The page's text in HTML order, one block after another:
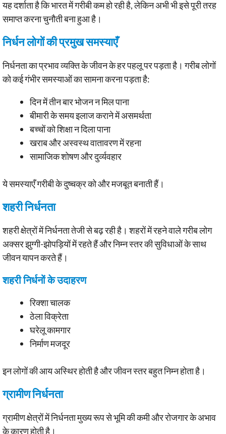
यह दर्शाता है कि भारत में गरीबी कम हो रही है, लेकिन अभी भी इसे पूरी तरह
समाप्त करना चुनौती बना हुआ है।
निर्धन लोगों की प्रमुख समस्याएँ
निर्धनता का प्रभाव व्यक्ति के जीवन के हर पहलू पर पड़ता है। गरीब लोगों
को कई गंभीर समस्याओं का सामना करना पड़ता है:
दिन में तीन बार भोजन न मिल पाना
बीमारी के समय इलाज कराने में असमर्थता
बच्चों को शिक्षा न दिला पाना
खराब और अस्वस्थ वातावरण में रहना
सामाजिक शोषण और दुर्व्यवहार
ये समस्याएँ गरीबी के दुष्चक्र को और मजबूत बनाती हैं।
शहरी निर्धनता
शहरी क्षेत्रों में निर्धनता तेजी से बढ़ रही है। शहरों में रहने वाले गरीब लोग
अक्सर झुग्गी-झोपड़ियों में रहते हैं और निम्न स्तर की सुविधाओं के साथ
जीवन यापन करते हैं।
शहरी निर्धनों के उदाहरण
रिक्शा चालक
ठेला विक्रेता
घरेलू कामगार
निर्माण मजदूर
इन लोगों की आय अस्थिर होती है और जीवन स्तर बहुत निम्न होता है।
ग्रामीण निर्धनता
ग्रामीण क्षेत्रों में निर्धनता मुख्य रूप से भूमि की कमी और रोजगार के अभाव
के कारण होती है।